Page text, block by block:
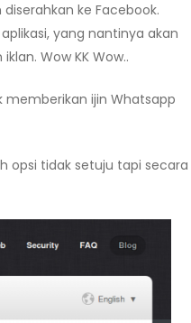
ke Facebook.
yang nantinya akan
Wow KK Wow..
ijin Whatsapp
opsi tidak setuju tapi secara